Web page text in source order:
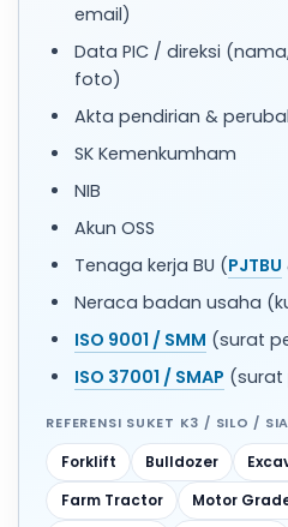
email)
Data PIC / direksi
foto)
Akta pendirian &
SK Kemenkumham
NIB
Akun OSS
Tenaga kerja BU (PJTBU
Neraca badan usaha
ISO 9001 / SMM (surat
ISO 37001 / SMAP (surat
REFERENSI SUKET K3 / SILO /
Forklift Bulldozer
Farm Tractor
Motor